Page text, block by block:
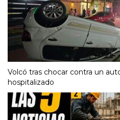
Volcó tras chocar contra un
hospitalizado